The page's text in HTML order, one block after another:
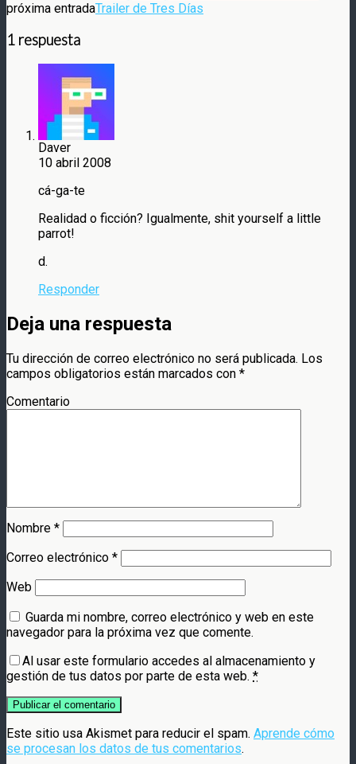
próxima entradaTrailer de Tres Días
1 respuesta
Daver
10 abril 2008
cá-ga-te
Realidad o ficción? Igualmente, shit yourself a little
parrot!
d.
Responder
Deja una respuesta
Tu dirección de correo electrónico no será publicada. Los
campos obligatorios están marcados con *
Comentario
Nombre *
Correo electrónico *
Web
Guarda mi nombre, correo electrónico y web en este
navegador para la próxima vez que comente.
Al usar este formulario accedes al almacenamiento y
gestión de tus datos por parte de esta web. *
Este sitio usa Akismet para reducir el spam. Aprende cómo
se procesan los datos de tus comentarios.